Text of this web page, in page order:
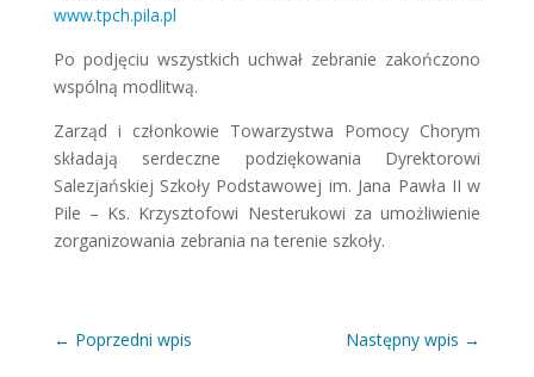
www.tpch.pila.pl
Po podjęciu wszystkich uchwał zebranie zakończono
wspólną modlitwą.
Zarząd i członkowie Towarzystwa Pomocy Chorym
składają serdeczne podziękowania Dyrektorowi
Salezjańskiej Szkoły Podstawowej im. Jana Pawła II w
Pile – Ks. Krzysztofowi Nesterukowi za umożliwienie
zorganizowania zebrania na terenie szkoły.
← Poprzedni wpis Następny wpis →